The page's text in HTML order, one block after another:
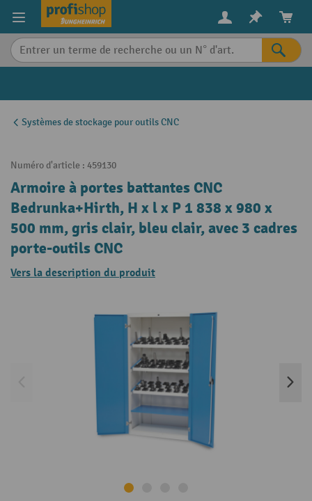
content
Systèmes de stockage pour outils CNC
Numéro d'article : 459130
Armoire à portes battantes CNC
Bedrunka+Hirth, H x l x P 1 838 x 980 x
500 mm, gris clair, bleu clair, avec 3 cadres
porte-outils CNC
Vers la description du produit